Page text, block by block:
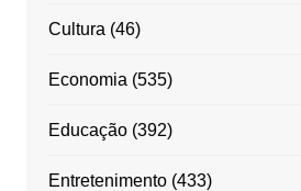
Cultura (46)
Economia (535)
Educação(392)
Entretenimento(433)